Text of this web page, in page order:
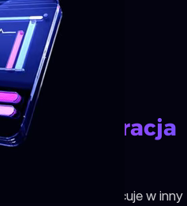
konfiguracja
organizacja pracuje w inny